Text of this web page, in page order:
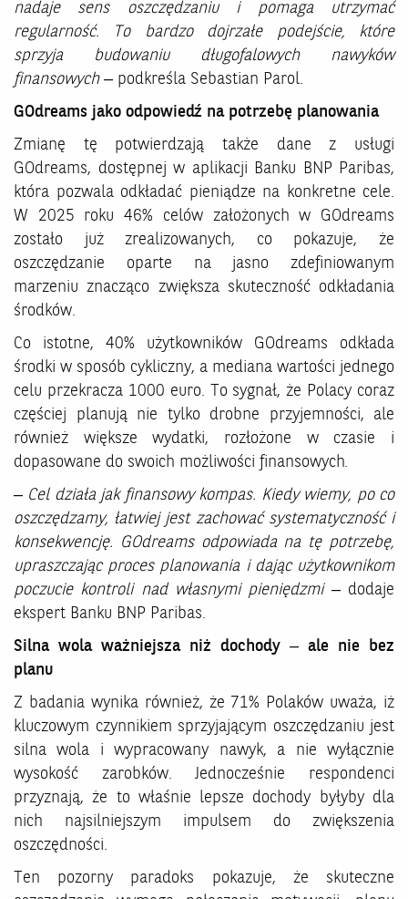
nadaje sens oszczędzaniu i pomaga utrzymać
regularność. To bardzo dojrzałe podejście, które
sprzyja budowaniu długofalowych nawyków
finansowych– podkreśla Sebastian Parol.
GOdreams jako odpowiedź na potrzebę planowania
Zmianę tę potwierdzają także dane z usługi
GOdreams, dostępnej w aplikacji Banku BNP Paribas,
która pozwala odkładać pieniądze na konkretne cele.
W 2025 roku 46% celów założonych w GOdreams
zostało już zrealizowanych, co pokazuje, że
oszczędzanie oparte na jasno zdefiniowanym
marzeniu znacząco zwiększa skuteczność odkładania
środków.
Co istotne, 40% użytkowników GOdreams odkłada
środki w sposób cykliczny, a mediana wartości jednego
celu przekracza 1000 euro. To sygnał, że Polacy coraz
częściej planują nie tylko drobne przyjemności, ale
również większe wydatki, rozłożone w czasie i
dopasowane do swoich możliwości finansowych.
– Cel działa jak finansowy kompas. Kiedy wiemy, po co
oszczędzamy, łatwiej jest zachować systematyczność i
konsekwencję. GOdreams odpowiada na tę potrzebę,
upraszczając proces planowania i dając użytkownikom
poczucie kontroli nad własnymi pieniędzmi– dodaje
ekspert Banku BNP Paribas.
Silna wola ważniejsza niż dochody – ale nie bez
planu
Z badania wynika również, że 71% Polaków uważa, iż
kluczowym czynnikiem sprzyjającym oszczędzaniu jest
silna wola i wypracowany nawyk, a nie wyłącznie
wysokość zarobków. Jednocześnie respondenci
przyznają, że to właśnie lepsze dochody byłyby dla
nich najsilniejszym impulsem do zwiększenia
oszczędności.
Ten pozorny paradoks pokazuje, że skuteczne